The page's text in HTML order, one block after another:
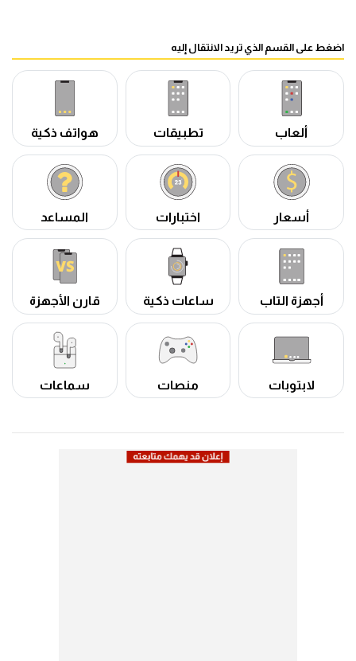
اضغط على القسم الذي تريد الانتقال إليه
ألعاب تطبيقات هواتف ذكية
أسعار اختبارات المساعد
أجهزة التاب ساعات ذكية قارن الأجهزة
لابتوبات منصات سماعات